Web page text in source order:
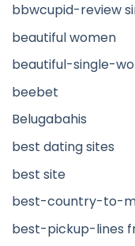
bbwcupid-review
beautiful women
beautiful-single-
beebet
Belugabahis
best dating sites
best site
best-country-to-
best-pickup-lines